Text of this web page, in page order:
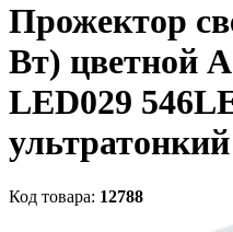
Прожектор
Вт) цветной
LED029
ультратонкий
Код товара: 12788